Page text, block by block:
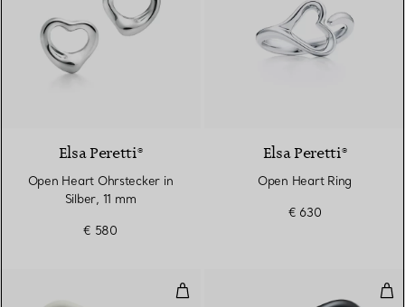
Elsa Peretti®
Open Heart Ohrstecker in
Silber, 11 mm
€ 580
Elsa Peretti®
Open Heart Ring
€ 630
Mittelgroßer Bone Cuff in Weiß